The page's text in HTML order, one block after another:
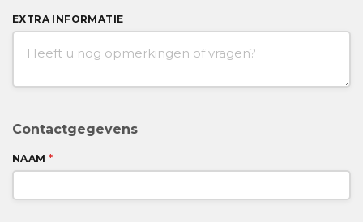
EXTRA INFORMATIE
Contactgegevens
NAAM *